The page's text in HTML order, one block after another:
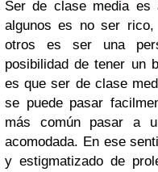
Ser de clase media es
algunos es no ser
otros es ser una
posibilidad de tener un
es que ser de clase
se puede pasar
más común pasar a
acomodada. En ese
y estigmatizado de